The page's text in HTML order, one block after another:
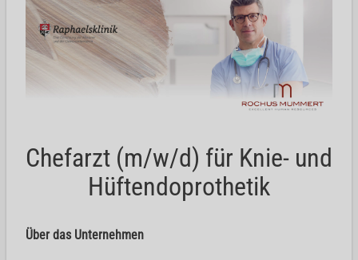
Chefarzt (m/w/d) für Knie- und
Hüftendoprothetik
Über das Unternehmen